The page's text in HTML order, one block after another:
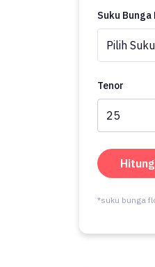
Suku
Tenor
Hitung
*suku bunga